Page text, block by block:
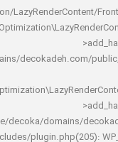
domains/
/home/decoka/
includes/